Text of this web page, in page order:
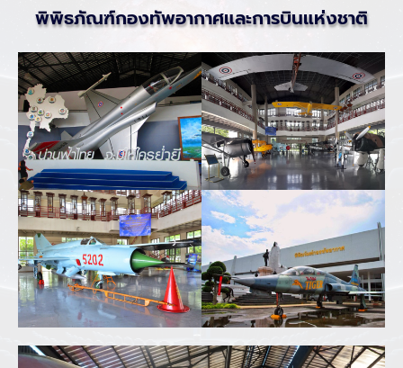
พิพิธภัณฑ์กองทัพอากาศและการบินแห่งชาติ